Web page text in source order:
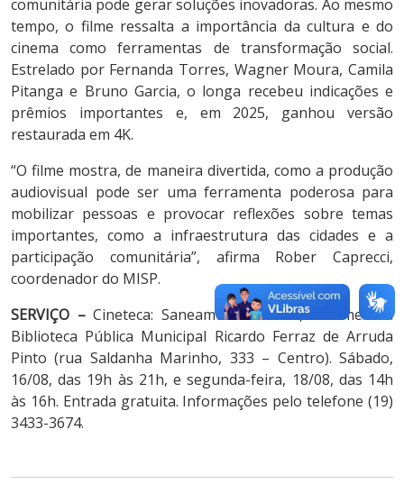
comunitária pode gerar soluções inovadoras. Ao mesmo
tempo, o filme ressalta a importância da cultura e do
cinema como ferramentas de transformação social.
Estrelado por Fernanda Torres, Wagner Moura, Camila
Pitanga e Bruno Garcia, o longa recebeu indicações e
prêmios importantes e, em 2025, ganhou versão
restaurada em 4K.
“O filme mostra, de maneira divertida, como a produção
audiovisual pode ser uma ferramenta poderosa para
mobilizar pessoas e provocar reflexões sobre temas
importantes, como a infraestrutura das cidades e a
participação comunitária”, afirma Rober Caprecci,
coordenador do MISP.
SERVIÇO –Cineteca: Saneamento Básico, o Filme. Na
Biblioteca Pública Municipal Ricardo Ferraz de Arruda
Pinto (rua Saldanha Marinho, 333 – Centro). Sábado,
16/08, das 19h às 21h, e segunda-feira, 18/08, das 14h
às 16h. Entrada gratuita. Informações pelo telefone (19)
3433-3674.